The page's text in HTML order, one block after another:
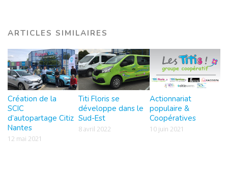
ARTICLES SIMILAIRES
Création de la
SCIC
d’autopartage Citiz
Nantes
12 mai 2021
Titi Floris se
développe dans le
Sud-Est
8 avril 2022
Actionnariat
populaire &
Coopératives
10 juin 2021